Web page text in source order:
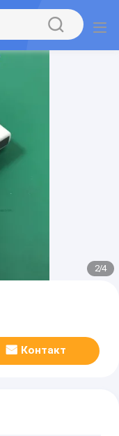
2/4
Контакт